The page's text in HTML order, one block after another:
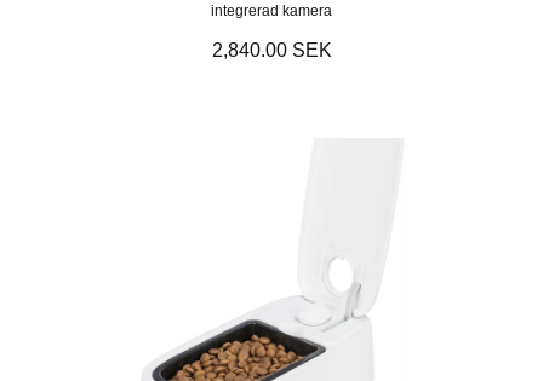
integrerad kamera
2,840.00 SEK